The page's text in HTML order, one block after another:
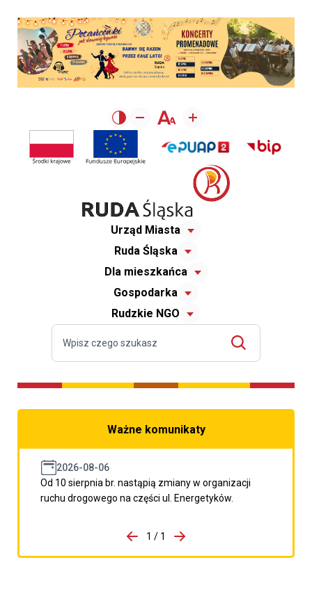
Urząd Miasta
Ruda Śląska
Dla mieszkańca
Gospodarka
Rudzkie NGO
Ważne komunikaty
2026-08-06
Od 10 sierpnia br. nastąpią zmiany w organizacji
ruchu drogowego na części ul. Energetyków.
porzpedniego komunikatu
1 / 1
Przejdź do następnego